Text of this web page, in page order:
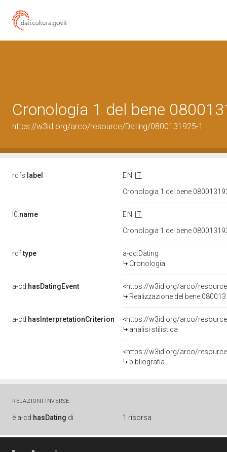
Cronologia 1 del bene
https://w3id.org/arco/resource/Dating/0800131925-1
rdfs: label EN
IT
Cronologia 1 del bene
l0:name EN
IT
Cronologia 1 del bene
rdf:type
a-cd:Dating
Cronologia
a-cd:hasDatingEvent
<https://w3id.org/arco/
Realizzazione del bene
a-cd:hasInterpretationCriterion
<https://w3id.org/arco/
analisi stilistica
<https://w3id.org/arco/
bibliografia
RELAZIONI INVERSE
è a-cd:hasDating di 1 risorsa